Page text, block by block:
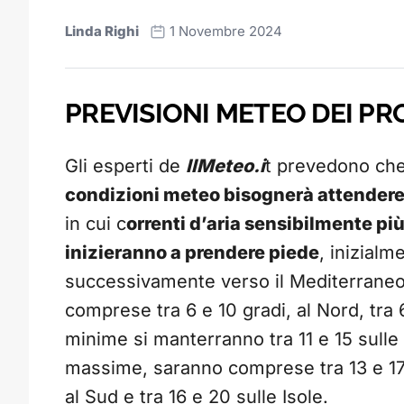
Linda Righi 1 Novembre 2024
PREVISIONI METEO DEI
Gli esperti de IlMeteo.it prevedono
condizioni meteo bisognerà
in cui correnti d’aria sensibilmente
inizieranno a prendere piede,
successivamente verso il
comprese tra 6 e 10 gradi, al Nord, tra
minime si manterranno tra 11 e 15
massime, saranno comprese tra 13 e
al Sud e tra 16 e 20 sulle Isole.